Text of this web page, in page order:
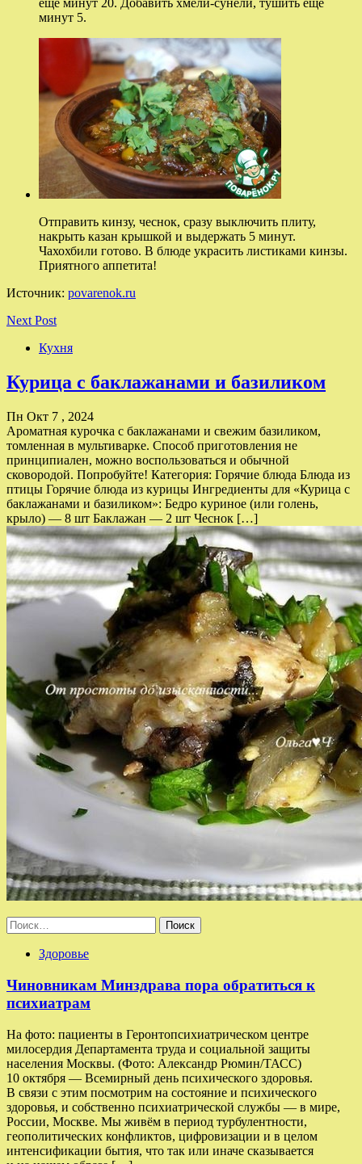
еще минут 20. Добавить хмели-сунели, тушить еще
минут 5.
Отправить кинзу, чеснок, сразу выключить плиту,
накрыть казан крышкой и выдержать 5 минут.
Чахохбили готово. В блюде украсить листиками кинзы.
Приятного аппетита!
Источник: povarenok.ru
Next Post
Кухня
Курица с баклажанами и базиликом
Пн Окт 7 , 2024
Ароматная курочка с баклажанами и свежим базиликом,
томленная в мультиварке. Способ приготовления не
принципиален, можно воспользоваться и обычной
сковородой. Попробуйте! Категория: Горячие блюда Блюда из
птицы Горячие блюда из курицы Ингредиенты для «Курица с
баклажанами и базиликом»: Бедро куриное (или голень,
крыло) — 8 шт Баклажан — 2 шт Чеснок […]
Найти:
Здоровье
Чиновникам Минздрава пора обратиться к
психиатрам
На фото: пациенты в Геронтопсихиатрическом центре
милосердия Департамента труда и социальной защиты
населения Москвы. (Фото: Александр Рюмин/ТАСС)
10 октября — Всемирный день психического здоровья.
В связи с этим посмотрим на состояние и психического
здоровья, и собственно психиатрической службы — в мире,
России, Москве. Мы живём в период турбулентности,
геополитических конфликтов, цифровизации и в целом
интенсификации бытия, что так или иначе сказывается